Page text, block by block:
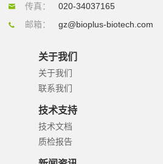
传真：
020-34037165
邮箱：
gz@bioplus-biotech.com
关于我们
关于我们
联系我们
技术支持
技术文档
质检报告